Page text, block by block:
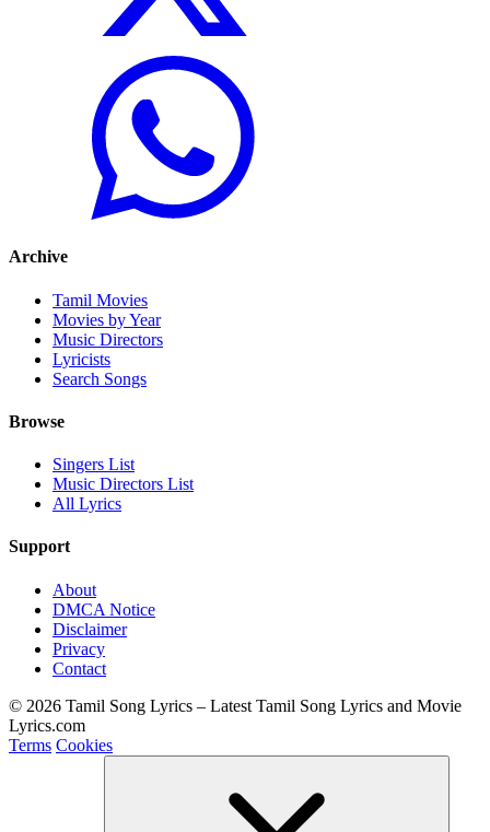
Archive
Tamil Movies
Movies by Year
Music Directors
Lyricists
Search Songs
Browse
Singers List
Music Directors List
All Lyrics
Support
About
DMCA Notice
Disclaimer
Privacy
Contact
© 2026 Tamil Song Lyrics – Latest Tamil Song Lyrics and Movie
Lyrics.com
Terms Cookies